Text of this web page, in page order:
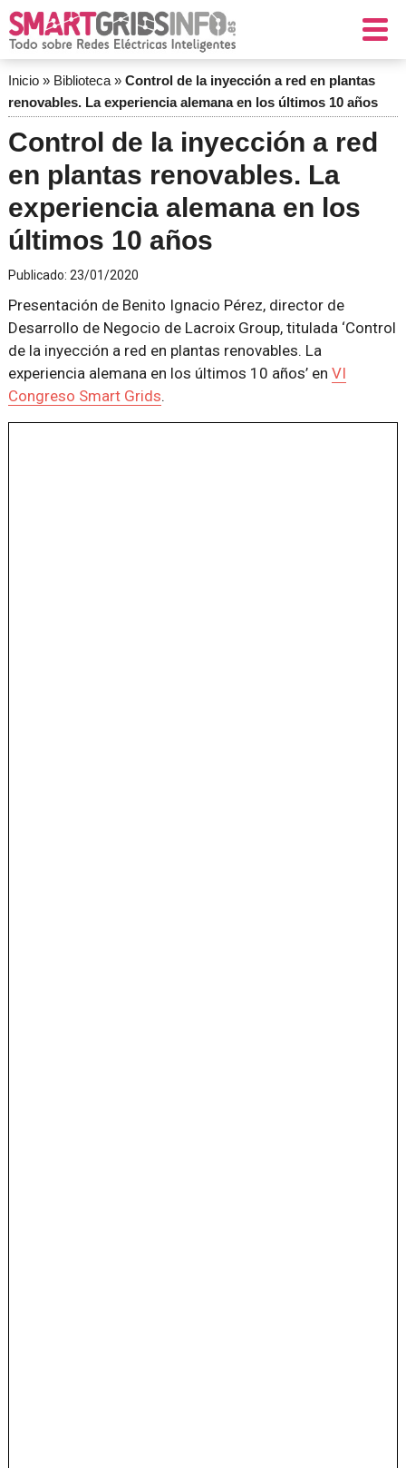
Inicio» Biblioteca» Control de la inyección a red en plantas
renovables. La experiencia alemana en los últimos 10 años
Control de la inyección a red
en plantas renovables. La
experiencia alemana en los
últimos 10 años
Publicado: 23/01/2020
Presentación de Benito Ignacio Pérez, director de
Desarrollo de Negocio de Lacroix Group, titulada ‘Control
de la inyección a red en plantas renovables. La
experiencia alemana en los últimos 10 años’ en VI
Congreso Smart Grids.